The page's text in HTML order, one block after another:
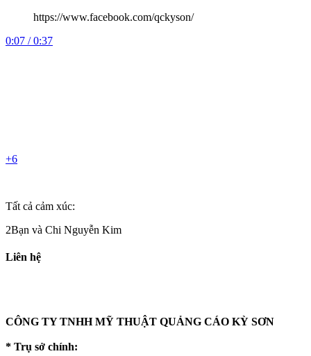
https://www.facebook.com/qckyson/
0:07 / 0:37
+6
Tất cả cảm xúc:
2Bạn và Chi Nguyễn Kim
Liên hệ
CÔNG TY TNHH MỸ THUẬT QUẢNG CÁO KỲ SƠN
* Trụ sở chính: